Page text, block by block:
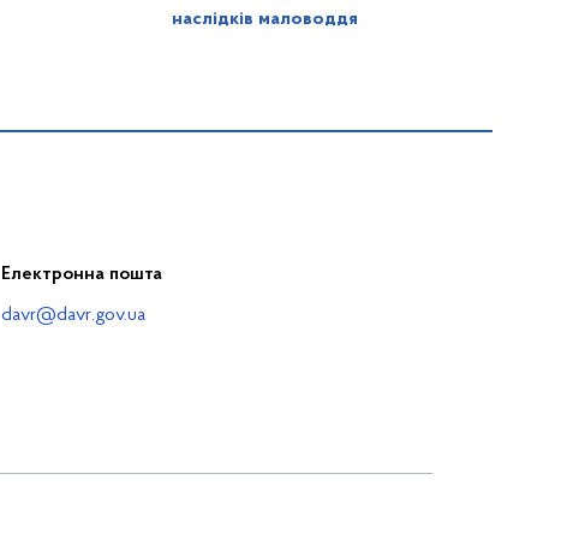
наслідків маловоддя
Електронна пошта
davr@davr.gov.ua